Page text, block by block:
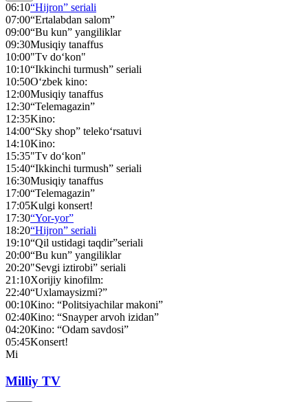
06:10“Hijron” seriali
07:00“Ertalabdan salom”
09:00“Bu kun” yangiliklar
09:30Musiqiy tanaffus
10:00"Tv do‘kon"
10:10“Ikkinchi turmush” seriali
10:50O‘zbek kino:
12:00Musiqiy tanaffus
12:30“Telemagazin”
12:35Kino:
14:00“Sky shop” teleko‘rsatuvi
14:10Kino:
15:35"Tv do‘kon"
15:40“Ikkinchi turmush” seriali
16:30Musiqiy tanaffus
17:00“Telemagazin”
17:05Kulgi konsert!
17:30“Yor-yor”
18:20“Hijron” seriali
19:10“Qil ustidagi taqdir”seriali
20:00“Bu kun” yangiliklar
20:20"Sevgi iztirobi” seriali
21:10Xorijiy kinofilm:
22:40“Uxlamaysizmi?”
00:10Кino: “Politsiyachilar makoni”
02:40Кino: “Snayper arvoh izidan”
04:20Кino: “Odam savdosi”
05:45Konsert!
Mi
Milliy TV